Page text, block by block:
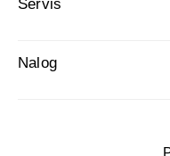
Servis
Nalog